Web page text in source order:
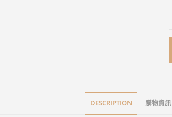
DESCRIPTION 購物資訊